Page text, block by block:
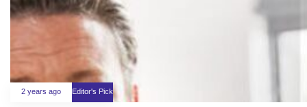
2 years ago Editor's Pick